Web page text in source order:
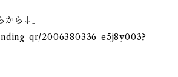
から↓」
qr/2006380336-e5j8y003?